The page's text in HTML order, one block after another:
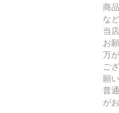
商
な
当
お
万
ご
願
普
が